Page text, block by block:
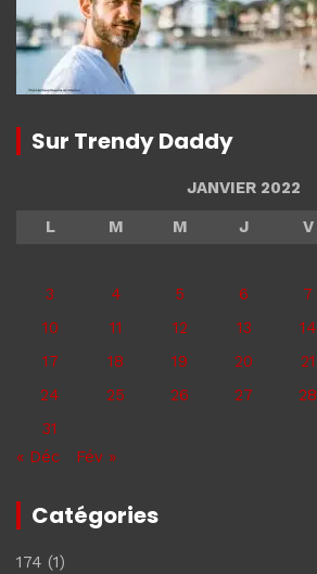
Sur Trendy Daddy
JANVIER 2022
L
M M J V
3
4 5 6 7
10
11 12 13 14
17
18 19 20 21
24
25 26 27 28
31
« Déc
Fév »
Catégories
174 (1)